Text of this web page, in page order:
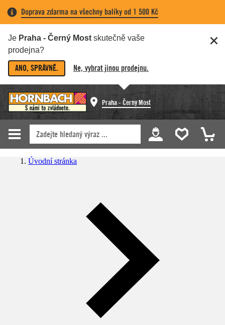
Doprava zdarma na všechny balíky od 1 500 Kč
Je Praha - Černý Most skutečně vaše
prodejna?
ANO, SPRÁVNĚ. Ne, vybrat jinou prodejnu.
Praha - Černý Most
Úvodní stránka